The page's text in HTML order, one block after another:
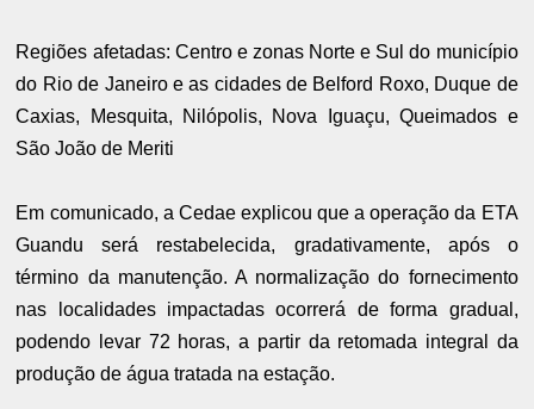
Regiões afetadas: Centro e zonas Norte e Sul do município
do Rio de Janeiro e as cidades de Belford Roxo, Duque de
Caxias, Mesquita, Nilópolis, Nova Iguaçu, Queimados e
São João de Meriti
Em comunicado, a Cedae explicou que a operação da ETA
Guandu será restabelecida, gradativamente, após o
término da manutenção. A normalização do fornecimento
nas localidades impactadas ocorrerá de forma gradual,
podendo levar 72 horas, a partir da retomada integral da
produção de água tratada na estação.